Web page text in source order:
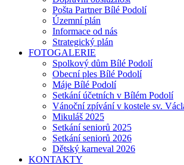
Pošta Partner Bílé Podolí
Územní plán
Informace od nás
Strategický plán
FOTOGALERIE
Spolkový dům Bílé Podolí
Obecní ples Bílé Podolí
Máje Bílé Podolí
Setkání účetních v Bílém Podolí
Vánoční zpívání v kostele sv.
Mikuláš 2025
Setkání seniorů 2025
Setkání seniorů 2026
Dětský karneval 2026
KONTAKTY